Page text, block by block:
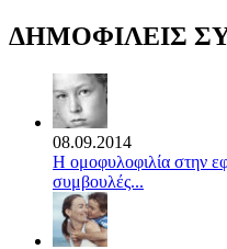
ΔΗΜΟΦΙΛΕΙΣ
08.09.2014
Η ομοφυλοφιλία στην
συμβουλές...